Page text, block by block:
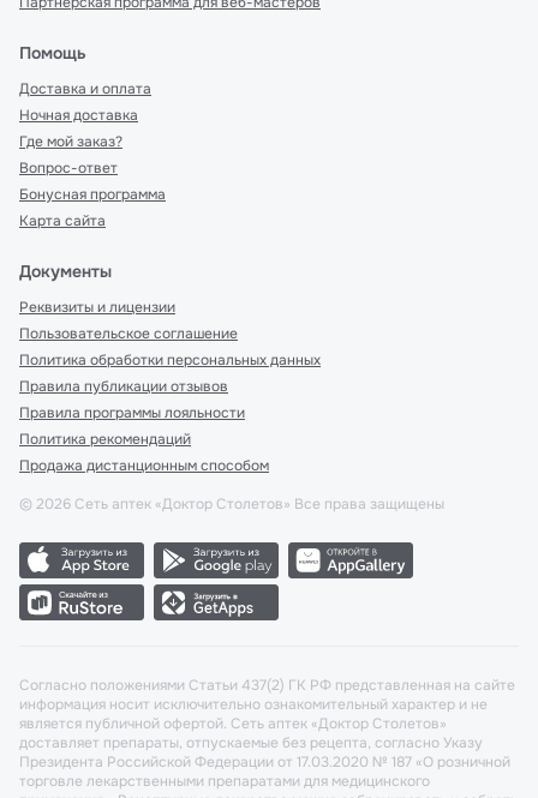
Помощь
Доставка и оплата
Ночная доставка
Где мой заказ?
Вопрос-ответ
Бонусная программа
Карта сайта
Документы
Реквизиты и лицензии
Пользовательское соглашение
Политика обработки персональных данных
Правила публикации отзывов
Правила программы лояльности
Политика рекомендаций
Продажа дистанционным способом
© 2026 Сеть аптек «Доктор Столетов» Все права защищены
Согласно положениями Статьи 437(2) ГК РФ представленная на сайте
информация носит исключительно ознакомительный характер и не
является публичной офертой. Сеть аптек «Доктор Столетов»
доставляет препараты, отпускаемые без рецепта, согласно Указу
Президента Российской Федерации от 17.03.2020 № 187 «О розничной
торговле лекарственными препаратами для медицинского